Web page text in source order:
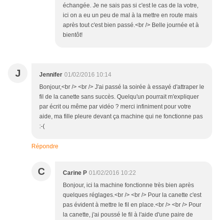
échangée. Je ne sais pas si c'est le cas de la votre,
ici on a eu un peu de mal à la mettre en route mais
après tout c'est bien passé.<br /> Belle journée et à
bientôt!
J Jennifer 01/02/2016 10:14
Bonjour,<br /> <br /> J'ai passé la soirée à essayé d'attraper le
fil de la canette sans succès. Quelqu'un pourrait m'expliquer
par écrit ou même par vidéo ? merci infiniment pour votre
aide, ma fille pleure devant ça machine qui ne fonctionne pas
:-(
Répondre
C Carine P 01/02/2016 10:22
Bonjour, ici la machine fonctionne très bien après
quelques réglages.<br /> <br /> Pour la canette c'est
pas évident à mettre le fil en place.<br /> <br /> Pour
la canette, j'ai poussé le fil à l'aide d'une paire de